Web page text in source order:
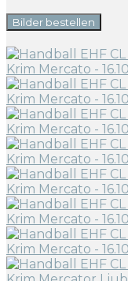
Bilder bestellen